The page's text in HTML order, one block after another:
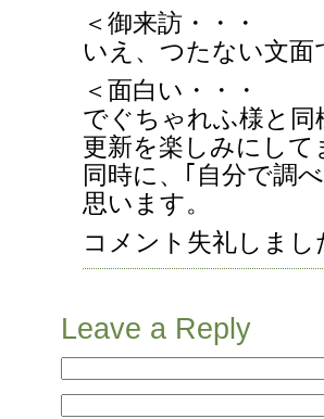
＜御来訪・・・
いえ、つたない文
＜面白い・・・
でぐちゃれふ様と
更新を楽しみにして
同時に、｢自分で調
思います。
コメント失礼しまし
Leave a Reply